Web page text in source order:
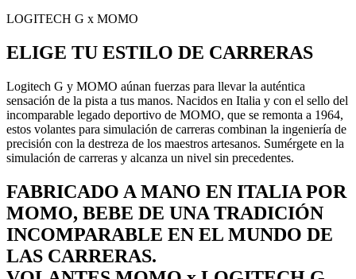
LOGITECH G x MOMO
ELIGE TU ESTILO DE CARRERAS
Logitech G y MOMO aúnan fuerzas para llevar la auténtica
sensación de la pista a tus manos. Nacidos en Italia y con el sello del
incomparable legado deportivo de MOMO, que se remonta a 1964,
estos volantes para simulación de carreras combinan la ingeniería de
precisión con la destreza de los maestros artesanos. Sumérgete en la
simulación de carreras y alcanza un nivel sin precedentes.
FABRICADO A MANO EN ITALIA POR
MOMO, BEBE DE UNA TRADICIÓN
INCOMPARABLE EN EL MUNDO DE
LAS CARRERAS.